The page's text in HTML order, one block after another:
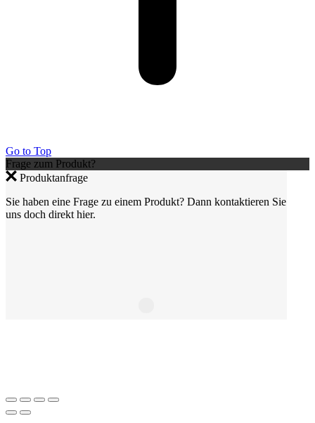
Go to Top
Frage zum Produkt?
Produktanfrage
Sie haben eine Frage zu einem Produkt? Dann kontaktieren Sie
uns doch direkt hier.